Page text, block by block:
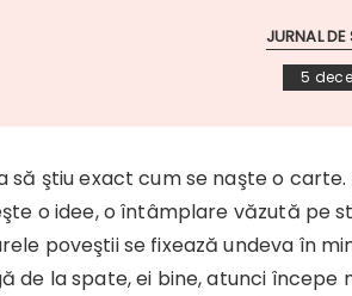
JURNAL DE
5
să ştiu exact cum se naşte o
o idee, o întâmplare văzută pe
poveştii se fixează undeva în
de la spate, ei bine, atunci începe